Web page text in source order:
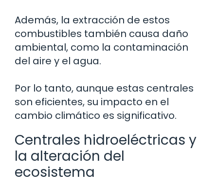
Además, la extracción de estos
combustibles también causa daño
ambiental, como la contaminación
del aire y el agua.
Por lo tanto, aunque estas centrales
son eficientes, su impacto en el
cambio climático es significativo.
Centrales hidroeléctricas y
la alteración del
ecosistema